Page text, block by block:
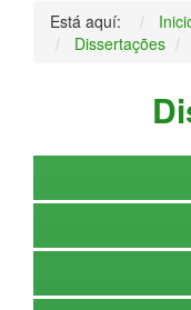
Está aquí:
Dissertações